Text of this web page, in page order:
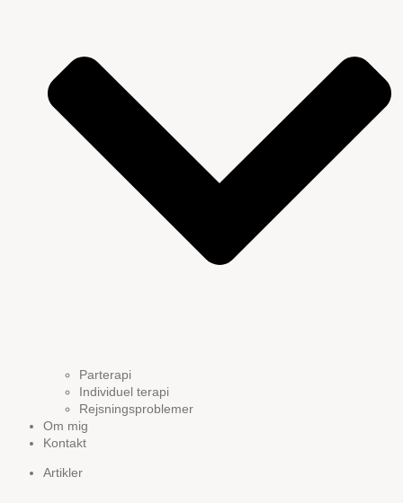
Parterapi
Individuel terapi
Rejsningsproblemer
Om mig
Kontakt
Artikler